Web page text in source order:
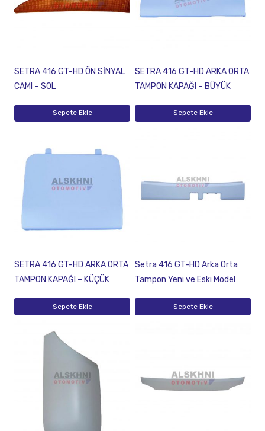
SETRA 416 GT-HD ÖN SİNYAL
CAMI – SOL
Sepete Ekle
SETRA 416 GT-HD ARKA ORTA
TAMPON KAPAĞI – BÜYÜK
Sepete Ekle
SETRA 416 GT-HD ARKA ORTA
TAMPON KAPAĞI – KÜÇÜK
Sepete Ekle
Setra 416 GT-HD Arka Orta
Tampon Yeni ve Eski Model
Sepete Ekle